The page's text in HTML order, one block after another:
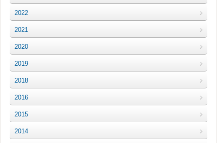
2022
2021
2020
2019
2018
2016
2015
2014